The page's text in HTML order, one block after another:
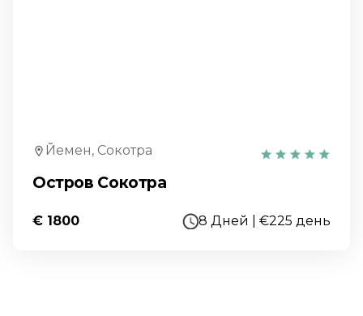
Йемен, Сокотра
Остров Сокотра
€ 1800 8 Дней | €225 день